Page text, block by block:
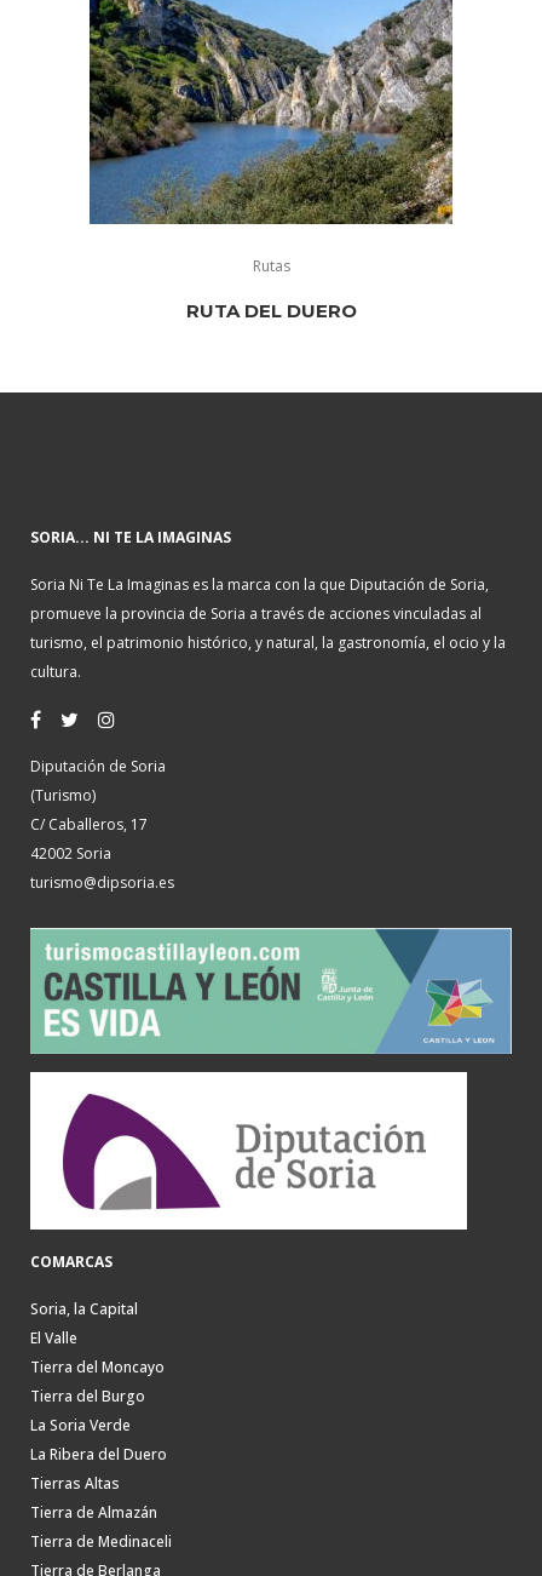
Rutas
RUTA DEL DUERO
SORIA... NI TE LA IMAGINAS
Soria Ni Te La Imaginas es la marca con la que Diputación de Soria,
promueve la provincia de Soria a través de acciones vinculadas al
turismo, el patrimonio histórico, y natural, la gastronomía, el ocio y la
cultura.
Diputación de Soria
(Turismo)
C/ Caballeros, 17
42002 Soria
turismo@dipsoria.es
COMARCAS
Soria, la Capital
El Valle
Tierra del Moncayo
Tierra del Burgo
La Soria Verde
La Ribera del Duero
Tierras Altas
Tierra de Almazán
Tierra de Medinaceli
Tierra de Berlanga